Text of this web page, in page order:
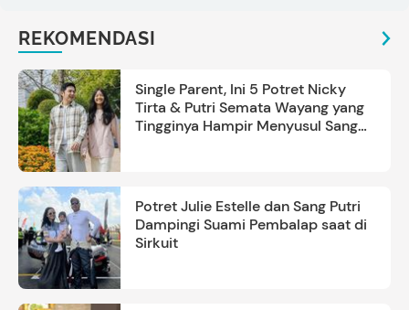
REKOMENDASI
Single Parent, Ini 5 Potret Nicky
Tirta & Putri Semata Wayang yang
Tingginya Hampir Menyusul Sang
Potret Julie Estelle dan Sang Putri
Dampingi Suami Pembalap saat di
Sirkuit